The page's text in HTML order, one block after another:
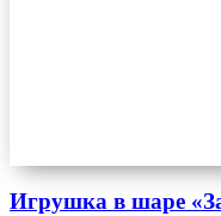
Игрушка в шаре